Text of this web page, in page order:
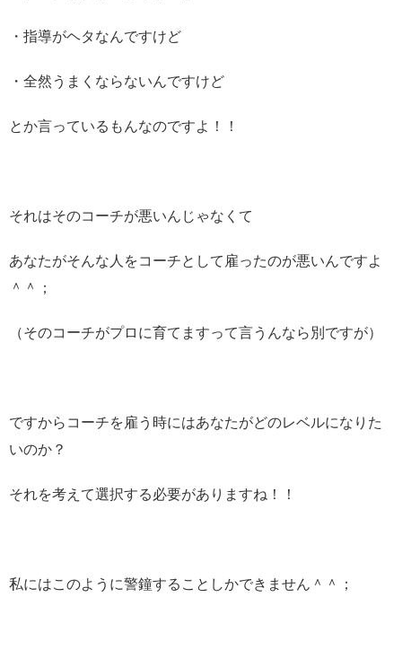
・指導がヘタなんですけど
・全然うまくならないんですけど
とか言っているもんなのですよ！！
それはそのコーチが悪いんじゃなくて
あなたがそんな人をコーチとして雇ったのが悪いんですよ
＾＾；
（そのコーチがプロに育てますって言うんなら別ですが）
ですからコーチを雇う時にはあなたがどのレベルになりた
いのか？
それを考えて選択する必要がありますね！！
私にはこのように警鐘することしかできません＾＾；